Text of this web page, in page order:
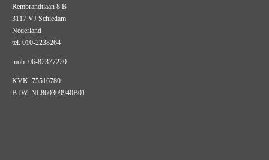
Rembrandtlaan 8 B
3117 VJ Schiedam
Nederland
tel. 010-2238264
mob: 06-82377220
KVK: 75516780
BTW: NL860309940B01